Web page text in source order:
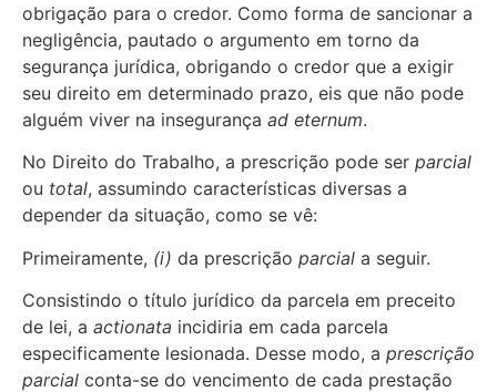
obrigação para o credor. Como forma de sancionar a
negligência, pautado o argumento em torno da
segurança jurídica, obrigando o credor que a exigir
seu direito em determinado prazo, eis que não pode
alguém viver na insegurança ad eternum.
No Direito do Trabalho, a prescrição pode ser parcial
ou total, assumindo características diversas a
depender da situação, como se vê:
Primeiramente, (i) da prescrição parcial a seguir.
Consistindo o título jurídico da parcela em preceito
de lei, a actionata incidiria em cada parcela
especificamente lesionada. Desse modo, a prescrição
parcial conta-se do vencimento de cada prestação